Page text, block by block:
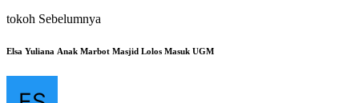
tokoh Sebelumnya
Elsa Yuliana Anak Marbot Masjid Lolos Masuk UGM